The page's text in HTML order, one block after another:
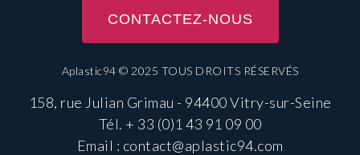
CONTACTEZ-NOUS
Aplastic94 © 2025 TOUS DROITS RÉSERVÉS
158, rue Julian Grimau - 94400 Vitry-sur-Seine
Tél. + 33 (0)1 43 91 09 00
Email : contact@aplastic94.com